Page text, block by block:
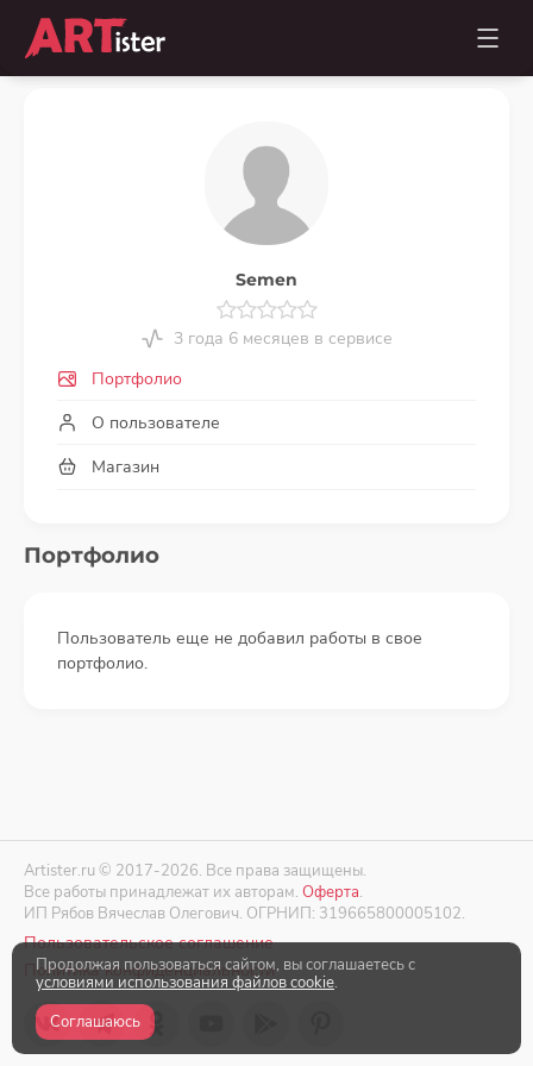
Semen
3 года 6 месяцев в сервисе
Портфолио
О пользователе
Магазин
Портфолио
Пользователь еще не добавил работы в свое
портфолио.
Artister.ru © 2017-2026. Все права защищены.
Все работы принадлежат их авторам. Оферта.
ИП Рябов Вячеслав Олегович. ОГРНИП: 319665800005102.
Пользовательское соглашение
Политика конфиденциальности
Продолжая пользоваться сайтом, вы соглашаетесь с
условиями использования файлов cookie.
Соглашаюсь